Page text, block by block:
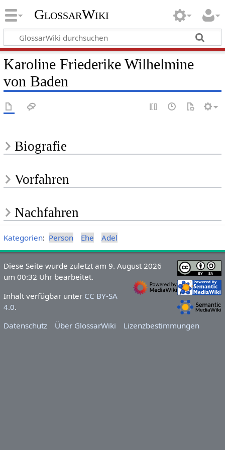
GlossarWiki
Karoline Friederike Wilhelmine
von Baden
Biografie
Vorfahren
Nachfahren
Kategorien: Person Ehe Adel
Diese Seite wurde zuletzt am 9. August 2026
um 00:32 Uhr bearbeitet.
Inhalt verfügbar unter CC BY-SA
4.0.
Datenschutz
Über GlossarWiki Lizenzbestimmungen